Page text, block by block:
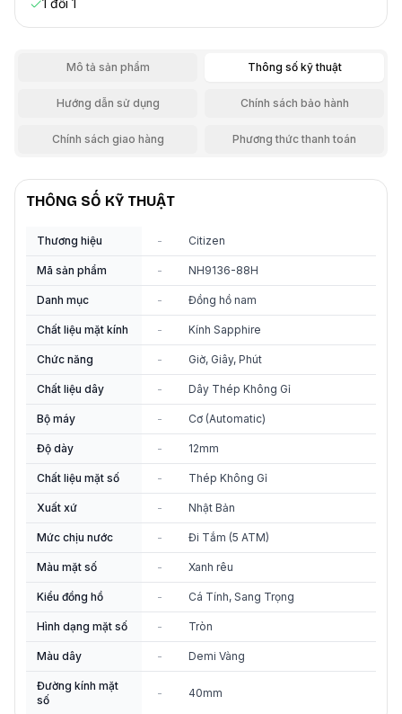
1 đổi 1
Mô tả sản phẩm Thông số kỹ thuật
Hướng dẫn sử dụng Chính sách bảo hành
Chính sách giao hàng Phương thức thanh toán
THÔNG SỐ KỸ THUẬT
Thương hiệu - Citizen
Mã sản phẩm - NH9136-88H
Danh mục - Đồng hồ nam
Chất liệu mặt kính - Kính Sapphire
Chức năng - Giờ, Giây, Phút
Chất liệu dây - Dây Thép Không Gỉ
Bộ máy - Cơ (Automatic)
Độ dày - 12mm
Chất liệu mặt số - Thép Không Gỉ
Xuất xứ - Nhật Bản
Mức chịu nước - Đi Tắm (5 ATM)
Màu mặt số - Xanh rêu
Kiểu đồng hồ - Cá Tính, Sang Trọng
Hình dạng mặt số - Tròn
Màu dây - Demi Vàng
Đường kính mặt
số
- 40mm